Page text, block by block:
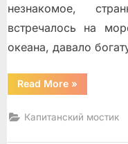
незнакомое,
встречалось на
океана, давало
Read More“Загадки
Обитателей
»
Капитанский мостик